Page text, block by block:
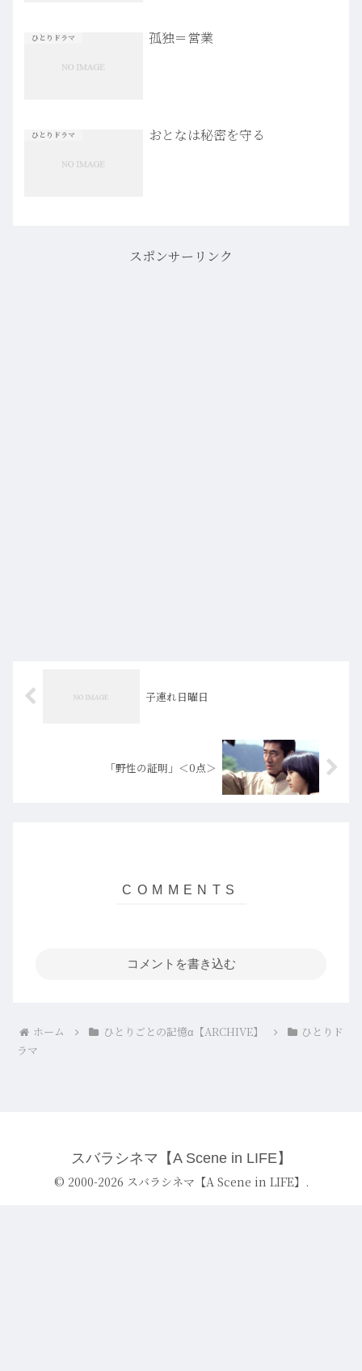
ひとりドラマ 孤独＝営業
ひとりドラマ おとなは秘密を守る
スポンサーリンク
子連れ日曜日
「野性の証明」＜0点＞
コメントを書き込む
ホーム ひとりごとの記憶α【ARCHIVE】
ひとりド
ラマ
スバラシネマ【A Scene in LIFE】
© 2000-2026 スバラシネマ【A Scene in LIFE】.